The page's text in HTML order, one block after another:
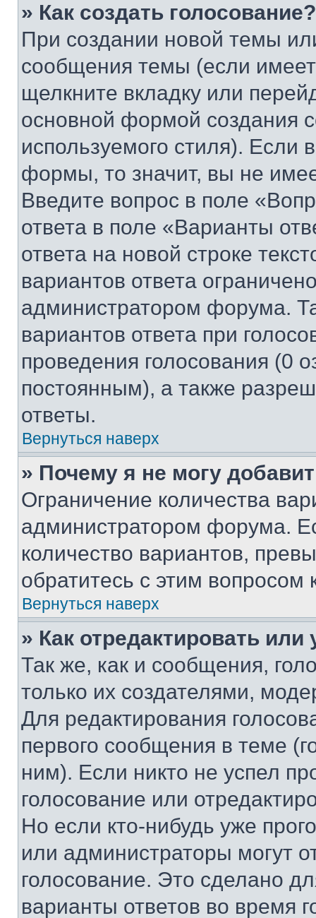
» Как создать голосование?
При создании новой темы
сообщения темы (если
щелкните вкладку или
основной формой создания
используемого стиля). Если
формы, то значит, вы не
Введите вопрос в поле
ответа в поле «Варианты
ответа на новой строке
вариантов ответа
администратором форума.
вариантов ответа при
проведения голосования (0
постоянным), а также
ответы.
Вернуться наверх
» Почему я не могу
Ограничение количества
администратором форума.
количество вариантов,
обратитесь с этим вопросом
Вернуться наверх
» Как отредактировать
Так же, как и сообщения,
только их создателями,
Для редактирования
первого сообщения в теме
ним). Если никто не успел
голосование или
Но если кто-нибудь уже
или администраторы могут
голосование. Это сделано
варианты ответов во время